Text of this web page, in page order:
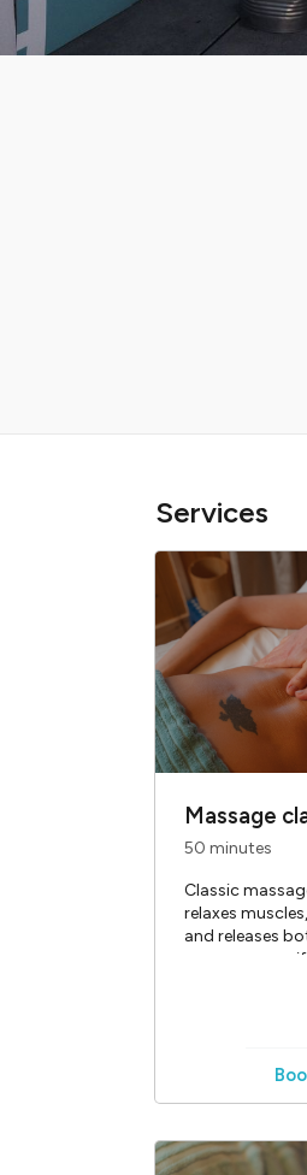
Services
Massage
50 minutes
Classic
relaxes
and releases
massage
and prevent